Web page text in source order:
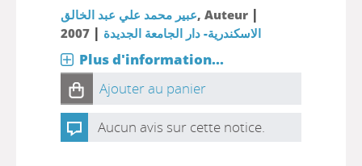
عبير محمد علي عبد الخالق, Auteur |
الاسكندرية- دار الجامعة الجديدة |
2007
Plus d'information...
Ajouter au panier
Aucun avis sur cette notice.